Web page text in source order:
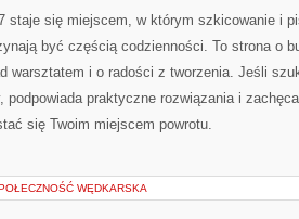
staje się miejscem, w którym szkicowanie i
być częścią codzienności. To strona o
warsztatem i o radości z tworzenia. Jeśli
podpowiada praktyczne rozwiązania i
się Twoim miejscem powrotu.
WĘDKARSKA